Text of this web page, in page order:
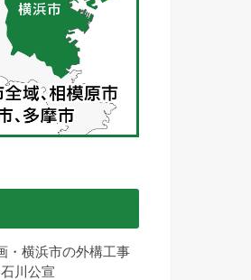
・横浜市の外構工事
川公宣